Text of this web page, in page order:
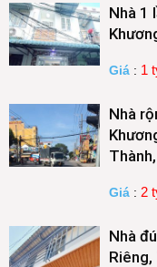
Nhà 1
Giá : 1
Nhà
Giá : 2
Nhà
Riêng,